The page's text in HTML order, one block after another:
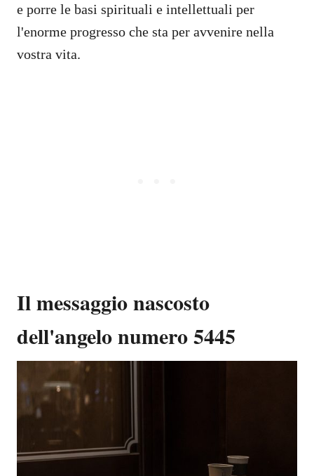
e porre le basi spirituali e intellettuali per
l'enorme progresso che sta per avvenire nella
vostra vita.
Il messaggio nascosto
dell'angelo numero 5445